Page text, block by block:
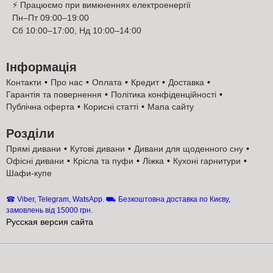
Недорогі чотиридверні шафи-купе інтернет-
магазин Київ-Меблі™
розміри на замовлення за ціною виробника
Шафа купе чотиридверна Кремовий розміри на замовлення
захоплює співвідношенням ціна-якість. Невелика вартість за
меблевої фабрики Фенікс захоплює. Хіба можна в нашій країні
купити недорого відмінну, багатофункціональну шафу купе
чотиридверна Кремовий розміри на замовлення? Як показує
фабриці Фенікс, цілком можливо. Виробник, меблева фабрика
⚡ Працюємо при вимкненнях електроенергії
Пн–Пт 09:00–19:00
Сб 10:00–17:00, Нд 10:00–14:00
Інформація
Контакти Про нас Оплата Кредит
Доставка
Гарантія та повернення
Політика конфіденційності
Публічна оферта
Корисні статті Мапа сайту
Розділи
Прямі дивани Кутові дивани
Дивани для щоденного сну
Офісні дивани
Крісла та пуфи Ліжка
Кухоні гарнитури
Шафи-купе
☎ Viber, Telegram, WatsApp. ⛟ Безкоштовна доставка по Києву,
замовлень від 15000 грн.
Русская версия сайта